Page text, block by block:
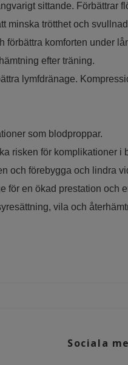
sittande. Förbättrar
minska trötthet och
förbättra komforten under
efter träning.
lymfdränage.
som blodproppar.
risken för komplikationer i
och förebygga och lindra
för en ökad prestation och
syresättning, vila
Sociala